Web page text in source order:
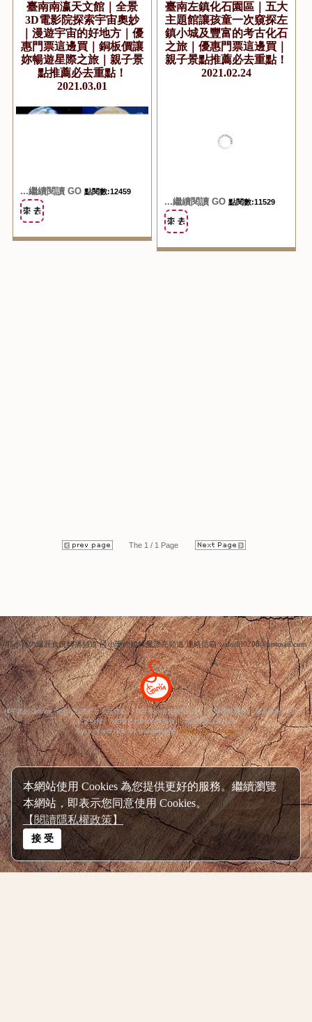
本網站使用 Cookies 為您提供更好的服務。繼續瀏覽
本網站，即表示您同意使用 Cookies。
【閱讀隱私權政策】
接 受
臺南南瀛天文館｜全景
3D電影院探索宇宙奧妙
｜漫遊宇宙的好地方｜優
惠門票這邊買｜銅板價讓
妳暢遊星際之旅｜親子景
點推薦必去重點！
2021.03.01
...繼續閱讀 GO 點閱數:12459
臺南左鎮化石園區｜五大
主題館讓孩童一次窺探左
鎮小城及豐富的考古化石
之旅｜優惠門票這邊買｜
親子景點推薦必去重點！
2021.02.24
...繼續閱讀 GO 點閱數:11529
The 1 / 1 Page
郭小寶の爆肝食況轉播頻道 呂小珊の姐妹愛漂亮頻道 連絡信箱：alotirl0208@hotmail.com
橘子新創 Orange Studio 程式設計‧系統開發│橘子軟件優質網頁設計│客戶商情系統│部落格行銷‧日本│
產業情報│網頁設計優化產業情報│高雄網頁設計推薦
System and Host by orangestudio Design by Foxpro